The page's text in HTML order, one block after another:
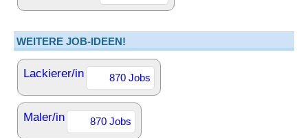
WEITERE JOB-IDEEN!
Lackierer/in 870 Jobs
Maler/in 870 Jobs